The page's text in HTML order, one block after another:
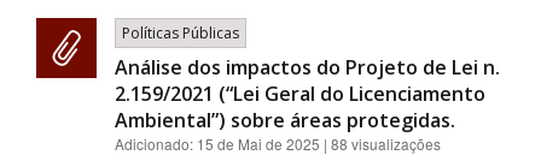
BUSCAR
Políticas Públicas
Análise dos impactos do Projeto de Lei n.
2.159/2021 (“Lei Geral do Licenciamento
Ambiental”) sobre áreas protegidas.
Adicionado: 15 de Mai de 2025 | 88 visualizações